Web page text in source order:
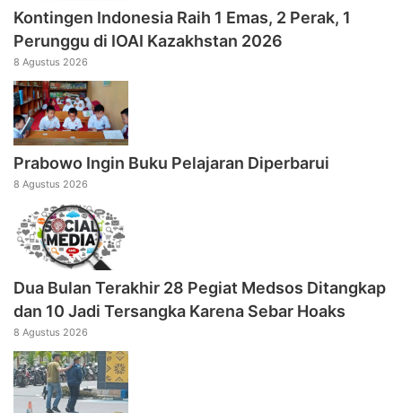
Kontingen Indonesia Raih 1 Emas, 2 Perak, 1
Perunggu di IOAI Kazakhstan 2026
8 Agustus 2026
Prabowo Ingin Buku Pelajaran Diperbarui
8 Agustus 2026
Dua Bulan Terakhir 28 Pegiat Medsos Ditangkap
dan 10 Jadi Tersangka Karena Sebar Hoaks
8 Agustus 2026